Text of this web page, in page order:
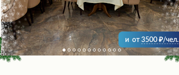
и от 3500 /чел.